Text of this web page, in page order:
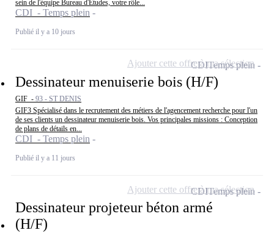
sein de l'équipe Bureau d'Études, votre rôle...
CDI - Temps plein
Publié il y a 10 jours
Dessinateur menuiserie bois (H/F)
GIF - 93 - ST DENIS
GIF3 Spécialisé dans le recrutement des métiers de l'agencement recherche pour l'un
de ses clients un dessinateur menuiserie bois. Vos principales missions : Conception
de plans de détails en...
CDI - Temps plein
Publié il y a 11 jours
CDITemps plein
Ajouter cette offre à ma sélection
Dessinateur projeteur béton armé
(H/F)
CDITemps plein
Ajouter cette offre à ma sélection